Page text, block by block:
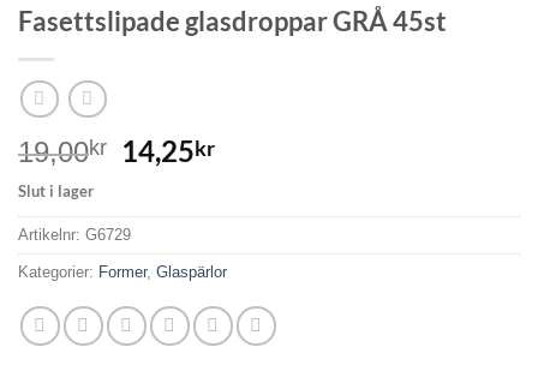
Fasettslipade glasdroppar GRÅ 45st
19,00kr 14,25kr
Slut i lager
Artikelnr: G6729
Kategorier: Former, Glaspärlor